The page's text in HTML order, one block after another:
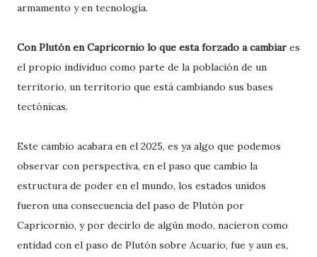
armamento y en tecnología.
Con Plutón en Capricornio lo que esta forzado a cambiar es
el propio individuo como parte de la población de un
territorio, un territorio que está cambiando sus bases
tectónicas.
Este cambio acabara en el 2025, es ya algo que podemos
observar con perspectiva, en el paso que cambio la
estructura de poder en el mundo, los estados unidos
fueron una consecuencia del paso de Plutón por
Capricornio, y por decirlo de algún modo, nacieron como
entidad con el paso de Plutón sobre Acuario, fue y aun es,